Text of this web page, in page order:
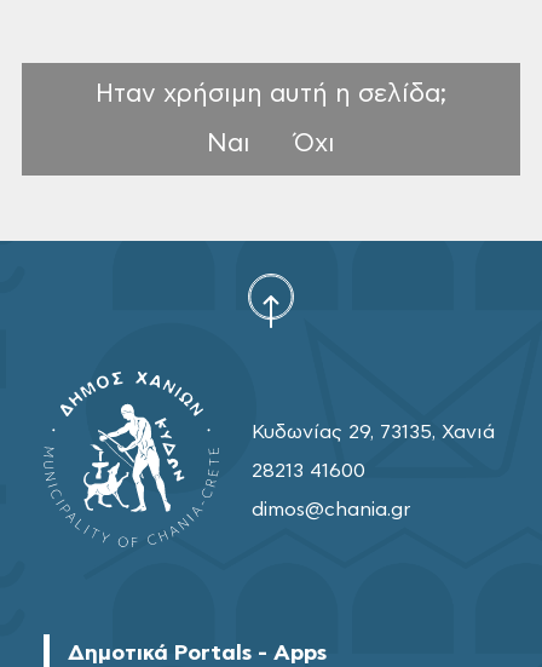
Ηταν χρήσιμη αυτή η σελίδα;
Ναι
Όχι
Κυδωνίας 29, 73135, Χανιά
28213 41600
dimos@chania.gr
Δημοτικά Portals - Apps